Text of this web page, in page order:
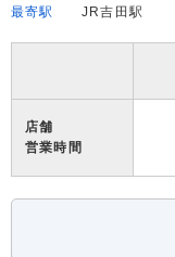
最寄駅
JR吉田駅
店舗
営業時間